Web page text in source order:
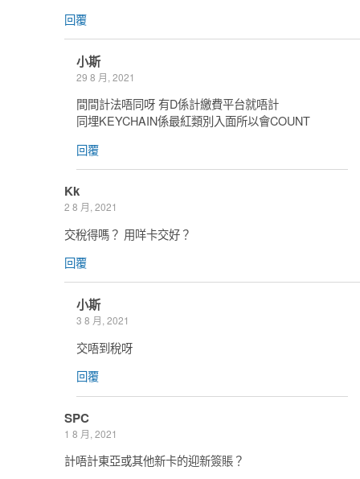
回覆
小斯
29 8 月, 2021
間間計法唔同呀 有D係計繳費平台就唔計
同埋KEYCHAIN係最紅類別入面所以會COUNT
回覆
Kk
2 8 月, 2021
交稅得嗎？ 用咩卡交好？
回覆
小斯
3 8 月, 2021
交唔到稅呀
回覆
SPC
1 8 月, 2021
計唔計東亞或其他新卡的迎新簽賬？